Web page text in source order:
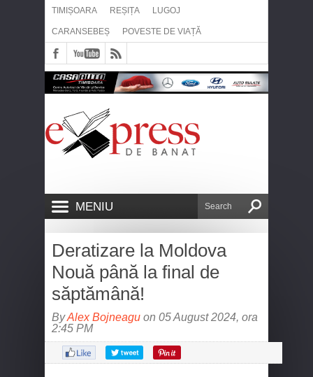
TIMIȘOARA REȘIȚA LUGOJ
CARANSEBEȘ POVESTE DE VIAȚĂ
MENIU
Deratizare la Moldova
Nouă până la final de
săptămână!
ByAlex Bojneagu on 05 August 2024, ora
2:45 PM